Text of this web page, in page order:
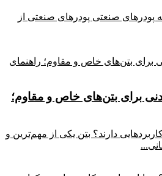
پودرهای صنعتی پودرهای صنعتی از
برای بتن‌های خاص و مقاوم؛
دارند؟ بتن یکی از مهم‌ترین و